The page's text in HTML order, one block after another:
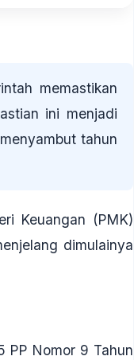
memastikan
ini menjadi
tahun
Keuangan (PMK)
dimulainya
PP Nomor 9 Tahun